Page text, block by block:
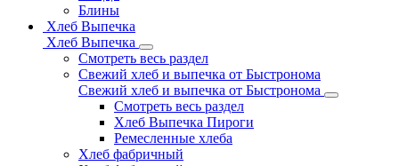
Блины
Хлеб Выпечка
Хлеб Выпечка
Смотреть весь раздел
Свежий хлеб и выпечка от Быстронома
Свежий хлеб и выпечка от Быстронома
Смотреть весь раздел
Хлеб Выпечка Пироги
Ремесленные хлеба
Хлеб фабричный